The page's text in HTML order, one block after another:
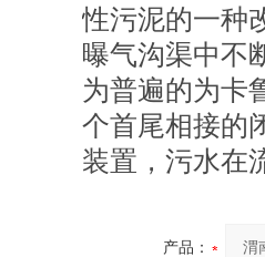
性污泥的一种
曝气沟渠中不
为普遍的为卡
个首尾相接的
装置，污水在
产品：